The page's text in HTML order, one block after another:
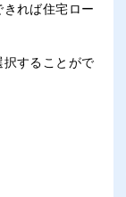
れば住宅ロー
することがで